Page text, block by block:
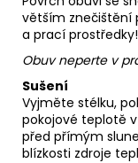
větším znečištění
a prací
Obuv neperte v
Sušení
Vyjměte stélku,
pokojové teplotě
před přímým
blízkosti zdroje